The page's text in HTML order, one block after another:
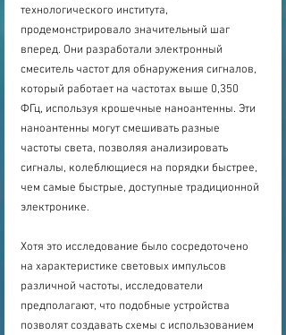
технологического института,
продемонстрировало значительный шаг
вперед. Они разработали электронный
смеситель частот для обнаружения сигналов,
который работает на частотах выше 0,350
ФГц, используя крошечные наноантенны. Эти
наноантенны могут смешивать разные
частоты света, позволяя анализировать
сигналы, колеблющиеся на порядки быстрее,
чем самые быстрые, доступные традиционной
электронике.
Хотя это исследование было сосредоточено
на характеристике световых импульсов
различной частоты, исследователи
предполагают, что подобные устройства
позволят создавать схемы с использованием